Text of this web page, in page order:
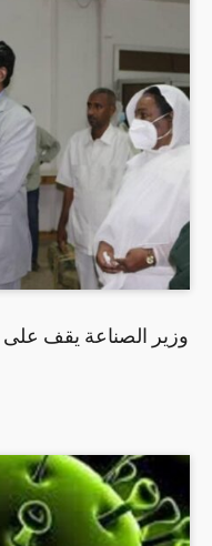
وزير الصناعة يقف